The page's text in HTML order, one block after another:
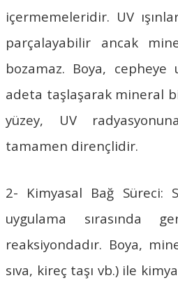
içermemeleridir. UV
parçalayabilir ancak
bozamaz. Boya, cepheye
adeta taşlaşarak mineral
yüzey, UV
tamamen dirençlidir.
2- Kimyasal Bağ Süreci:
uygulama sırasında
reaksiyondadır. Boya,
sıva, kireç taşı vb.) ile